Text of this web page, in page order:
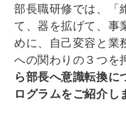
部長職研修では、「
て、器を拡げて、事
めに、自己変容と業
への関わりの３つを
ら部長へ意識転換に
ログラムをご紹介し